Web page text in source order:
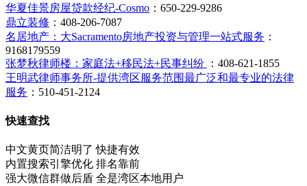
华夏佳景房屋贷款经纪-Cosmo ：650-229-9286
鼎立装修 ：408-206-7087
名居地产：大Sacramento房地产投资与管理一站式服务 ：
9168179559
张梦秋律师楼：家庭法+移民法+民事纠纷
：408-621-1855
王明武律师事务所-提供湾区服务范围最广泛和最专业的法律
服务 ：510-451-2124
快速查找
中文黄页简洁明了 快捷有效
内置搜索引擎优化 排名靠前
强大微信群做后盾 全是湾区本地用户